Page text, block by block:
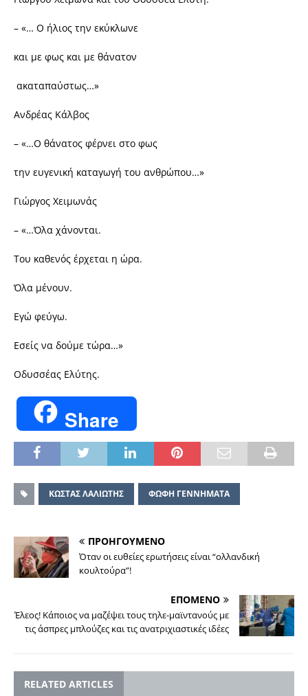
– «… Ο ήλιος την εκύκλωνε
και με φως και με θάνατον
ακαταπαύστως…»
Ανδρέας Κάλβος
– «…Ο θάνατος φέρνει στο φως
την ευγενική καταγωγή του ανθρώπου…»
Γιώργος Χειμωνάς
– «…Όλα χάνονται.
Του καθενός έρχεται η ώρα.
Όλα μένουν.
Εγώ φεύγω.
Εσείς να δούμε τώρα…»
Οδυσσέας Ελύτης.
Share
ΚΩΣΤΑΣ ΛΑΛΙΩΤΗΣ ΦΩΦΗ ΓΕΝΝΗΜΑΤΑ
ΠΡΟΗΓΟΥΜΕΝΟ
Όταν οι ευθείες ερωτήσεις είναι “ολλανδική
κουλτούρα”!
ΕΠΟΜΕΝΟ
Έλεος! Κάποιος να μαζέψει τους τηλε-μαϊντανούς με
τις άσπρες μπλούζες και τις ανατριχιαστικές ιδέες
RELATED ARTICLES